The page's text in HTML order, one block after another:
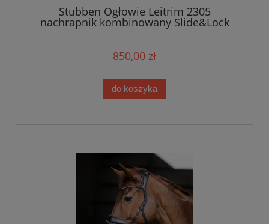
Stubben Ogłowie Leitrim 2305
nachrapnik kombinowany Slide&Lock
850,00 zł
do koszyka